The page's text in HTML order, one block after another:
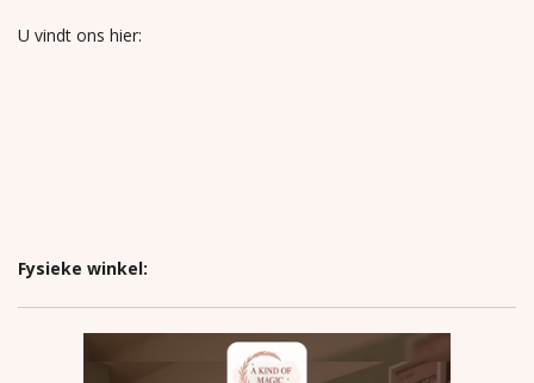
U vindt ons hier:
Fysieke winkel: